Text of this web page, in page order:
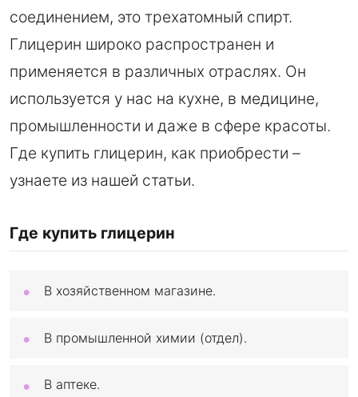
соединением, это трехатомный спирт.
Глицерин широко распространен и
применяется в различных отраслях. Он
используется у нас на кухне, в медицине,
промышленности и даже в сфере красоты.
Где купить глицерин, как приобрести –
узнаете из нашей статьи.
Где купить глицерин
В хозяйственном магазине.
В промышленной химии (отдел).
В аптеке.